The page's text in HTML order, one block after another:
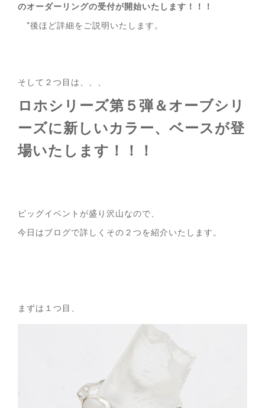
のオーダーリングの受付が開始いたします！！！
*後ほど詳細をご説明いたします。
そして２つ目は、、、
ロホシリーズ第５弾＆オーブシリ
ーズに新しいカラー、ベースが登
場いたします！！！
ビッグイベントが盛り沢山なので、
今日はブログで詳しくその２つを紹介いたします。
まずは１つ目、